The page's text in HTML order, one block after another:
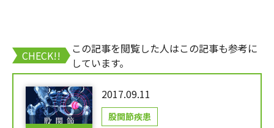
CHECK!!
この記事を閲覧した人はこの記事も参考に
しています。
2017.09.11
股関節疾患